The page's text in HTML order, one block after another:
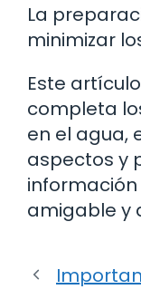
La
minimizar
Este
completa
en el agua,
aspectos y
amigable y